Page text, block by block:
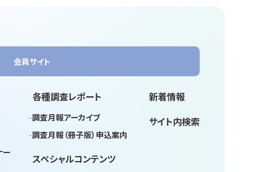
会員サイト
ー
各種調査レポート
調査月報アーカイブ
調査月報（冊子版）申込案内
スペシャルコンテンツ
新着情報
サイト内検索